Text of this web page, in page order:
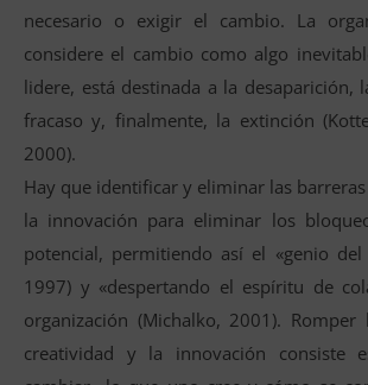
necesario o exigir el cambio. La
considere el cambio como algo
lidere, está destinada a la desaparición,
fracaso y, finalmente, la extinción
2000).
Hay que identificar y eliminar las
la innovación para eliminar los
potencial, permitiendo así el «genio del
1997) y «despertando el espíritu de
organización (Michalko, 2001).
creatividad y la innovación consiste